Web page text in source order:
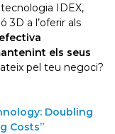
IDEX,
3D a l’oferir als
els seus
pel teu negoci?
Doubling
Costs”